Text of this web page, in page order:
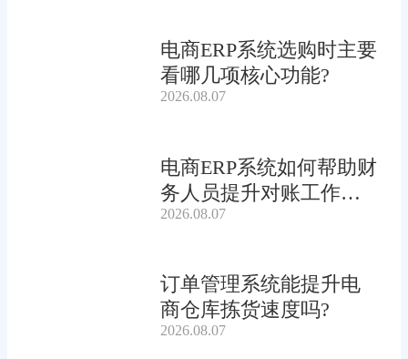
电商ERP系统选购时主要
看哪几项核心功能?
2026.08.07
电商ERP系统如何帮助财
务人员提升对账工作效
率?
2026.08.07
订单管理系统能提升电
商仓库拣货速度吗?
2026.08.07